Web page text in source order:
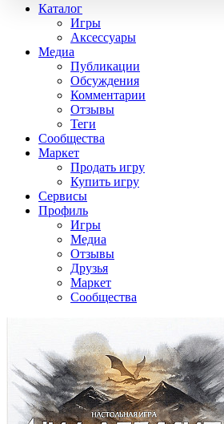
Каталог
Игры
Аксессуары
Медиа
Публикации
Обсуждения
Комментарии
Отзывы
Теги
Сообщества
Маркет
Продать игру
Купить игру
Сервисы
Профиль
Игры
Медиа
Отзывы
Друзья
Маркет
Сообщества